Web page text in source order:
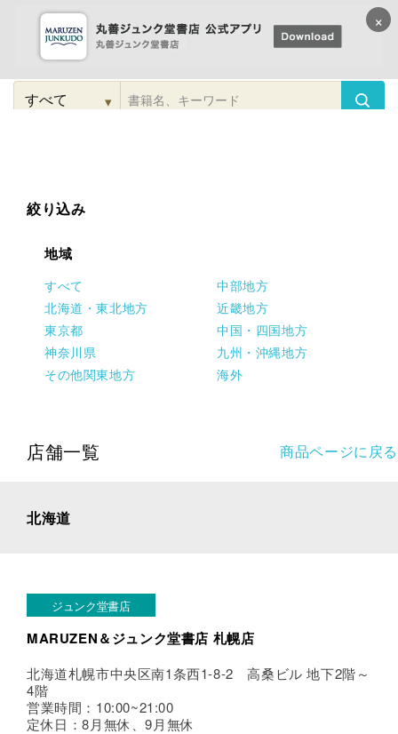
コンテンツに
進む
検
▾
絞り込み
地域
すべて
北海道・東北地方
東京都
神奈川県
その他関東地方
中部地方
近畿地方
中国・四国地方
九州・沖縄地方
海外
店舗一覧 商品ページに戻る
北海道
ジュンク堂書店
MARUZEN＆ジュンク堂書店 札幌店
北海道札幌市中央区南1条西1-8-2 高桑ビル 地下2階～
4階
営業時間：10:00~21:00
定休日：8月無休、9月無休
×